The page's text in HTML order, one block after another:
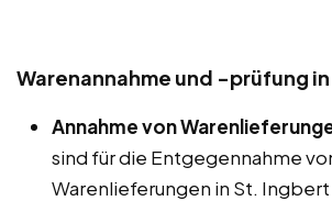
Warenannahme und -prüfung
Annahme von
sind für die Entgegennahme
Warenlieferungen in St.